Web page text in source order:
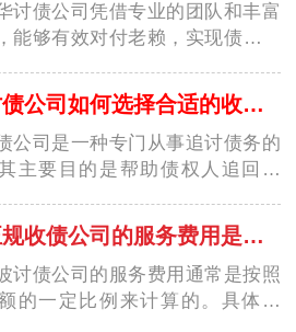
讨债公司凭借专业的团队和丰富
能够有效对付老赖，实现债务追
，并为债权人提供了更好的保
社会经济的发展，讨债行业也越
…
苏州讨债公司如何选择合适的收费方式？
公司是一种专门从事追讨债务的
主要目的是帮助债权人追回欠
种因素，以确保能够满足客户的
得合理的收益。以下是一些常见
…
苏州正规收债公司的服务费用是如何计算的？
讨债公司的服务费用通常是按照
的一定比例来计算的。具体来